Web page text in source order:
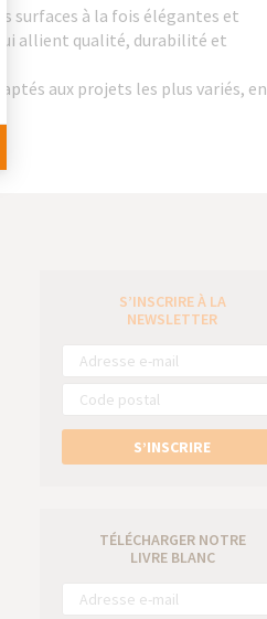
surfaces à la fois élégantes et
allient qualité, durabilité et
aux projets les plus variés, en
S’INSCRIRE À LA
NEWSLETTER
S’INSCRIRE
TÉLÉCHARGER NOTRE
LIVRE BLANC